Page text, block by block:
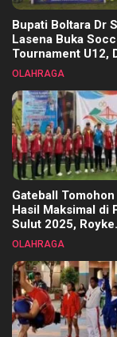
Bupati Boltara Dr
Lasena Buka
Tournament U12,
Pembinaan Merata
OLAHRAGA
Gateball Tomohon
Hasil Maksimal di
Sulut 2025, Royke
Tangkawarouw
OLAHRAGA